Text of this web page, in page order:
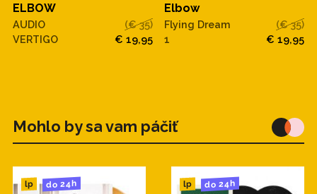
ELBOW
AUDIO
VERTIGO
(€ 35)
€ 19,95
Elbow
Flying Dream
1
(€ 35)
€ 19,95
Mohlo by sa vam páčiť
lp do 24h lp do 24h